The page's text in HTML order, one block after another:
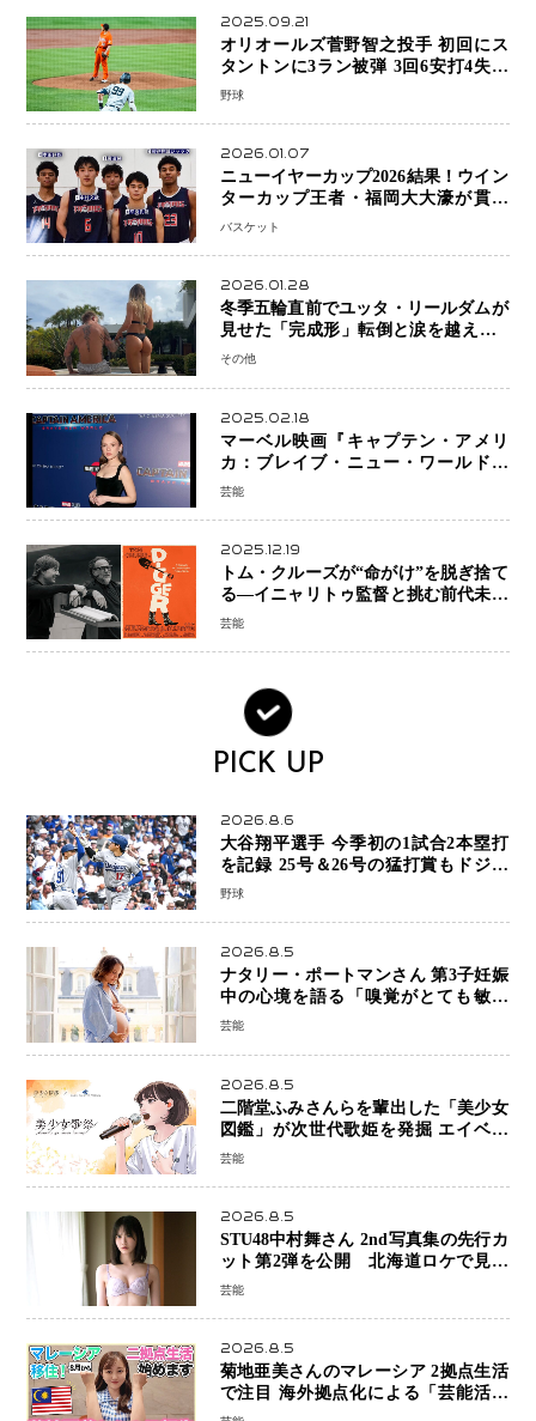
2025.09.21
オリオールズ菅野智之投手 初回にス
タントンに3ラン被弾 3回6安打4失点
で降板
野球
2026.01.07
ニューイヤーカップ2026結果！ウイン
ターカップ王者・福岡大大濠が貫禄
V！ 東山は“背番号継承”で新たな物語
バスケット
2026.01.28
冬季五輪直前でユッタ・リールダムが
見せた「完成形」転倒と涙を越えて─
ミラノで金を狙うオランダ女王の現在
その他
2025.02.18
マーベル映画『キャプテン・アメリ
カ：ブレイブ・ニュー・ワールド』
新ブラック・ウィドウ役のシラ・ハー
芸能
2025.12.19
トム・クルーズが“命がけ”を脱ぎ捨て
る―イニャリトゥ監督と挑む前代未聞
の大惨事コメディ「DIGGER ディガ
芸能
PICK UP
2026.8.6
大谷翔平選手 今季初の1試合2本塁打
を記録 25号＆26号の猛打賞もドジャ
ースは今季ワーストの6連敗
野球
2026.8.5
ナタリー・ポートマンさん 第3子妊娠
中の心境を語る「嗅覚がとても敏感
に」マタニティフォトも公開
芸能
2026.8.5
二階堂ふみさんらを輩出した「美少女
図鑑」が次世代歌姫を発掘 エイベッ
クスと「美少女歌祭2026」開催決定
芸能
2026.8.5
STU48中村舞さん 2nd写真集の先行カ
ット第2弾を公開 北海道ロケで見せ
た“大人の魅力”と新たな挑戦
芸能
2026.8.5
菊地亜美さんのマレーシア 2拠点生活
で注目 海外拠点化による「芸能活動
と税務」の関係とは